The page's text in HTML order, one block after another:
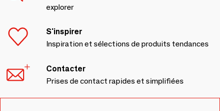
explorer
S'inspirer
Inspiration et sélections de produits tendances
Contacter
Prises de contact rapides et simplifiées